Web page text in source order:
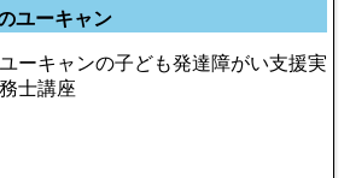
ユーキャン
ユーキャンの子ども発達障がい支援実
務士講座